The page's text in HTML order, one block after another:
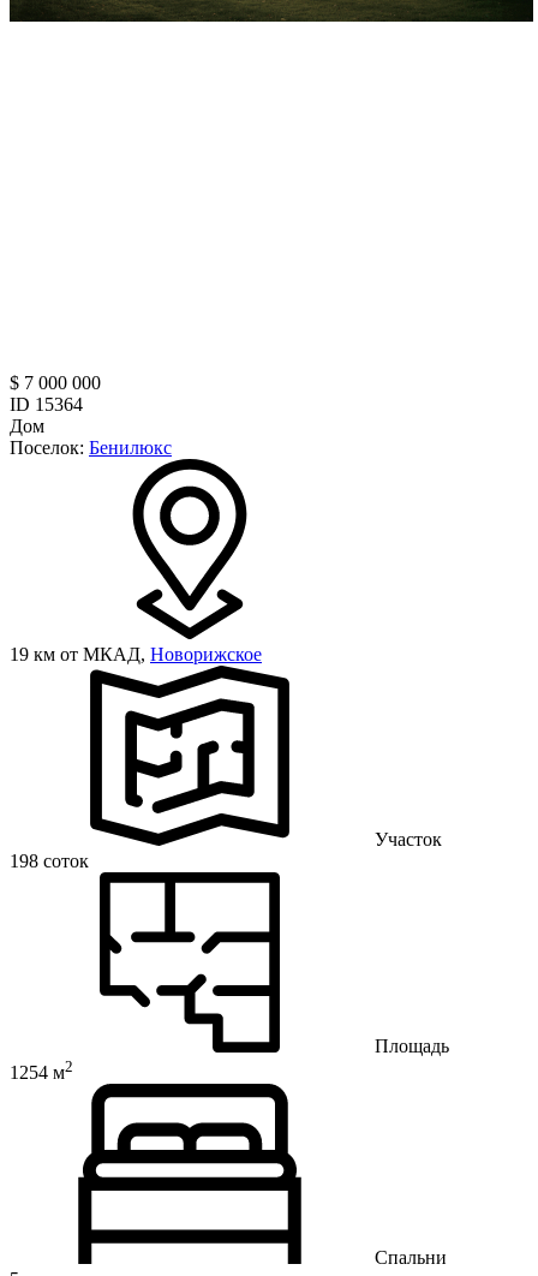
$ 7 000 000
ID 15364
Дом
Поселок: Бенилюкс
19 км от МКАД, Новорижское
Участок
198 соток
Площадь
1254 м2
Спальни